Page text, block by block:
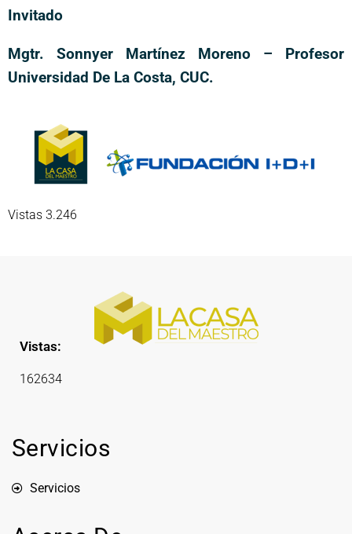
Invitado
Mgtr. Sonnyer Martínez Moreno – Profesor
Universidad De La Costa, CUC.
Vistas 3.246
Vistas:
162634
Servicios
Servicios